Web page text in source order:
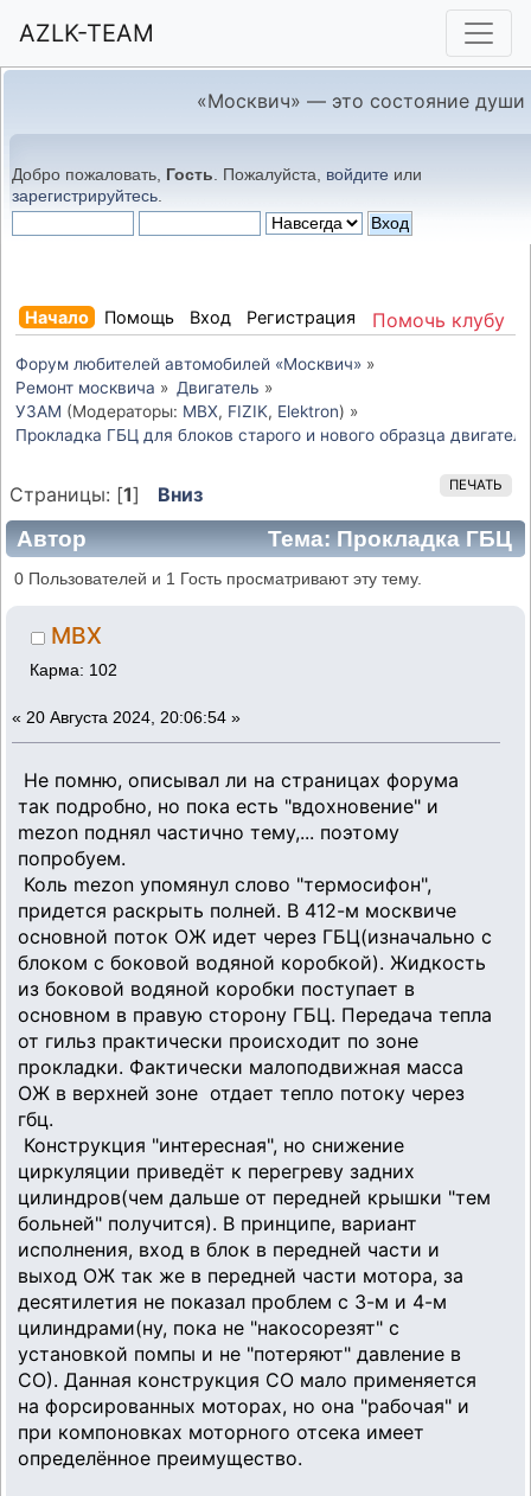
AZLK-TEAM
«Москвич» — это состояние души
Добро пожаловать, Гость . Пожалуйста, войдите или
зарегистрируйтесь
Помочь клубу
Начало Помощь Вход Регистрация
Форум любителей автомобилей «Москвич» »
Ремонт москвича » Двигатель »
УЗАМ (Модераторы: MBX, FIZIK, Elektron) »
Прокладка ГБЦ для блоков старого и нового образца
ПЕЧАТЬ
Страницы: [1] Вниз
Автор
Тема: Прокладка ГБЦ
для блоков старого и нового образца
двигателей УМПО(УЗАМ) (Прочитано 6975
раз)
0 Пользователей и 1 Гость просматривают эту тему.
MBX
Карма: 102
« 20 Августа 2024, 20:06:54 »
Не помню, описывал ли на страницах форума
так подробно, но пока есть "вдохновение" и
mezon поднял частично тему,... поэтому
попробуем.
Коль mezon упомянул слово "термосифон",
придется раскрыть полней. В 412-м москвиче
основной поток ОЖ идет через ГБЦ(изначально с
блоком с боковой водяной коробкой). Жидкость
из боковой водяной коробки поступает в
основном в правую сторону ГБЦ. Передача тепла
от гильз практически происходит по зоне
прокладки. Фактически малоподвижная масса
ОЖ в верхней зоне отдает тепло потоку через
гбц.
Конструкция "интересная", но снижение
циркуляции приведёт к перегреву задних
цилиндров(чем дальше от передней крышки "тем
больней" получится). В принципе, вариант
исполнения, вход в блок в передней части и
выход ОЖ так же в передней части мотора, за
десятилетия не показал проблем с 3-м и 4-м
цилиндрами(ну, пока не "накосорезят" с
установкой помпы и не "потеряют" давление в
СО). Данная конструкция СО мало применяется
на форсированных моторах, но она "рабочая" и
при компоновках моторного отсека имеет
определённое преимущество.